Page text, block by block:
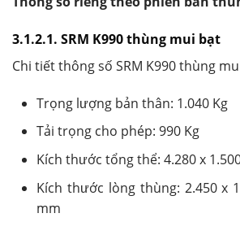
3.1.2.1. SRM K990 thùng mui bạt
Chi tiết thông số SRM K990 thùng
Trọng lượng bản thân: 1.040 Kg
Tải trọng cho phép: 990 Kg
Kích thước tổng thể: 4.280 x
Kích thước lòng thùng: 2.450 x
mm